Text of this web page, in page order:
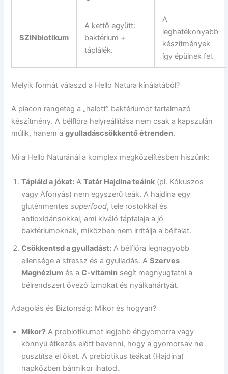
SZINbiotikum
A kettő együtt:
baktérium +
táplálék.
A
leghatékonyabb
készítmények
így épülnek fel.
Melyik formát válaszd a Hello Natura kínálatából?
A piacon rengeteg a „halott” baktériumot tartalmazó
készítmény. A bélflóra helyreállítása nem csak a kapszulán
múlik, hanem agyulladáscsökkentő étrenden.
Mi a Hello Naturánál a komplex megközelítésben hiszünk:
Tápláld a jókat: ATatár Hajdina teáink (pl. Kókuszos
vagy Áfonyás) nem egyszerű teák. A hajdina egy
gluténmentessuperfood, tele rostokkal és
antioxidánsokkal, ami kiváló táptalaja a jó
baktériumoknak, miközben nem irritálja a bélfalat.
Csökkentsd a gyulladást: A bélflóra legnagyobb
ellensége a stressz és a gyulladás. ASzerves
Magnézium és aC-vitamin segít megnyugtatni a
bélrendszert övező izmokat és nyálkahártyát.
Adagolás és Biztonság: Mikor és hogyan?
Mikor? A probiotikumot legjobb éhgyomorra vagy
könnyű étkezés előtt bevenni, hogy a gyomorsav ne
pusztítsa el őket. A prebiotikus teákat (Hajdina)
napközben bármikor ihatod.